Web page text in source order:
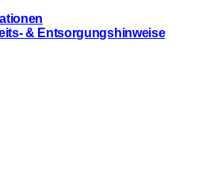
& Entsorgungshinweise